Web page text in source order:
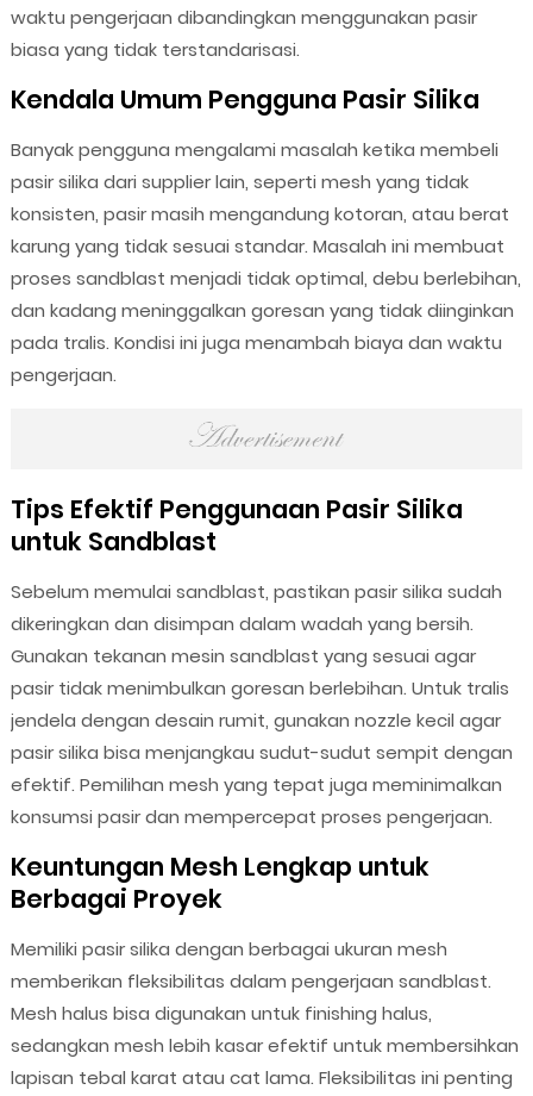
waktu pengerjaan dibandingkan menggunakan pasir
biasa yang tidak terstandarisasi.
Kendala Umum Pengguna Pasir Silika
Banyak pengguna mengalami masalah ketika membeli
pasir silika dari supplier lain, seperti mesh yang tidak
konsisten, pasir masih mengandung kotoran, atau berat
karung yang tidak sesuai standar. Masalah ini membuat
proses sandblast menjadi tidak optimal, debu berlebihan,
dan kadang meninggalkan goresan yang tidak diinginkan
pada tralis. Kondisi ini juga menambah biaya dan waktu
pengerjaan.
Tips Efektif Penggunaan Pasir Silika
untuk Sandblast
Sebelum memulai sandblast, pastikan pasir silika sudah
dikeringkan dan disimpan dalam wadah yang bersih.
Gunakan tekanan mesin sandblast yang sesuai agar
pasir tidak menimbulkan goresan berlebihan. Untuk tralis
jendela dengan desain rumit, gunakan nozzle kecil agar
pasir silika bisa menjangkau sudut-sudut sempit dengan
efektif. Pemilihan mesh yang tepat juga meminimalkan
konsumsi pasir dan mempercepat proses pengerjaan.
Keuntungan Mesh Lengkap untuk
Berbagai Proyek
Memiliki pasir silika dengan berbagai ukuran mesh
memberikan fleksibilitas dalam pengerjaan sandblast.
Mesh halus bisa digunakan untuk finishing halus,
sedangkan mesh lebih kasar efektif untuk membersihkan
lapisan tebal karat atau cat lama. Fleksibilitas ini penting